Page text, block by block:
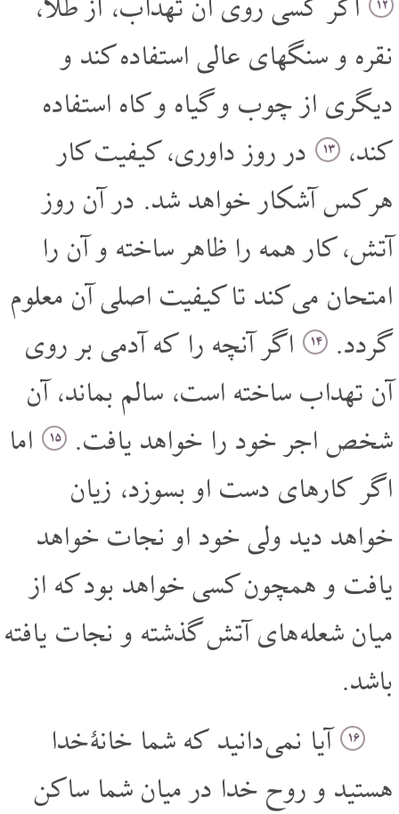
۱۲ اگر کسی روی آن تهداب، از طلا،
نقره و سنگهای عالی استفاده کند و
دیگری از چوب و گیاه و کاه استفاده
کند،
۱۳ در روز داوری، کیفیت کار
هر کس آشکار خواهد شد. در آن روز
آتش، کار همه را ظاهر ساخته و آن را
امتحان می کند تا کیفیت اصلی آن معلوم
گردد.
۱۴ اگر آنچه را که آدمی بر روی
آن تهداب ساخته است، سالم بماند، آن
شخص اجر خود را خواهد یافت.
۱۵ اما
اگر کارهای دست او بسوزد، زیان
خواهد دید ولی خود او نجات خواهد
یافت و همچون کسی خواهد بود که از
میان شعله های آتش گذشته و نجات یافته
باشد.
۱۶ آیا نمی دانید که شما خانۀ خدا
هستید و روح خدا در میان شما ساکن